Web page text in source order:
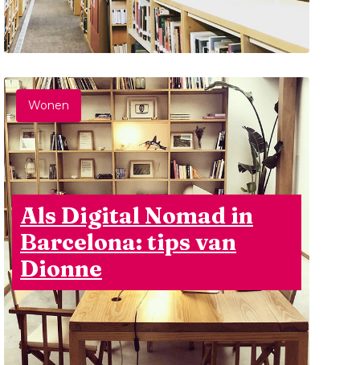
Wonen
Als Digital Nomad in
Barcelona: tips van
Dionne